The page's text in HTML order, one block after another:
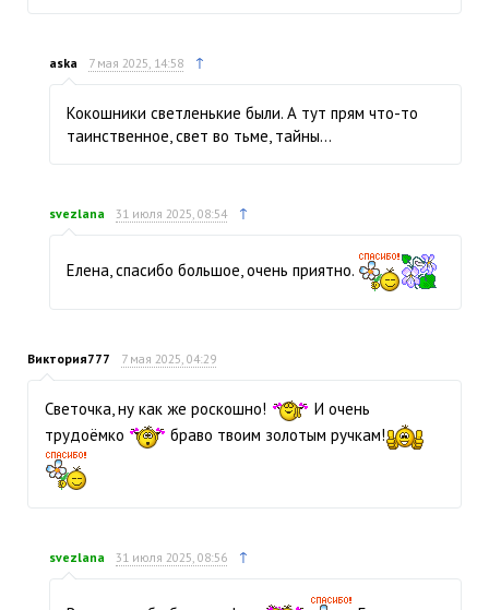
aska 7 мая 2025, 14:58 ↑
Кокошники светленькие были. А тут прям что-то
таинственное, свет во тьме, тайны…
svezlana 31 июля 2025, 08:54 ↑
Елена, спасибо большое, очень приятно.
Виктория777 7 мая 2025, 04:29
Светочка, ну как же роскошно!
И очень
трудоёмко
браво твоим золотым ручкам!
svezlana 31 июля 2025, 08:56 ↑